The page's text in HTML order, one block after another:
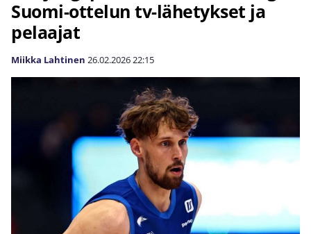
Suomi-ottelun tv-lähetykset ja
pelaajat
Miikka Lahtinen 26.02.202622:15